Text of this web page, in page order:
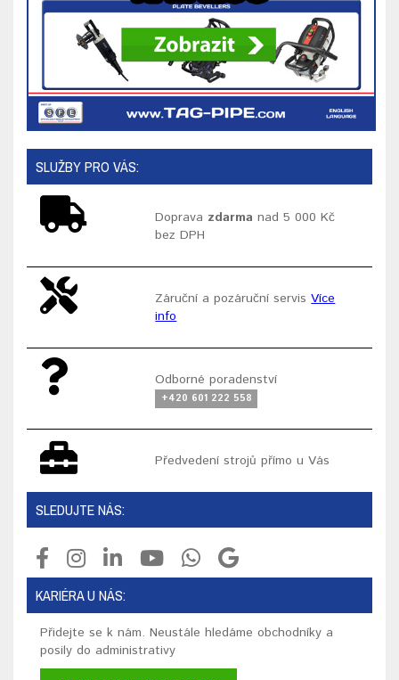
SLUŽBY PRO VÁS:
Doprava zdarma nad 5 000 Kč
bez DPH
Záruční a pozáruční servisVíce
info
Odborné poradenství
+420 601 222 558
Předvedení strojů přímo u Vás
SLEDUJTE NÁS:
KARIÉRA U NÁS:
Přidejte se k nám. Neustále hledáme obchodníky a
posily do administrativy